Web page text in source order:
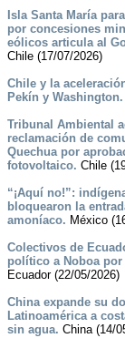
Isla Santa María
por concesiones
eólicos articula al
Chile (17/07/2026)
Chile y la
Pekín y Washington.
Tribunal Ambiental
reclamación de
Quechua por
fotovoltaico. Chile
“¡Aquí no!”:
bloquearon la
amoníaco. México
Colectivos de
político a Noboa por
Ecuador (22/05/2026)
China expande su
Latinoamérica a
sin agua. China (14/